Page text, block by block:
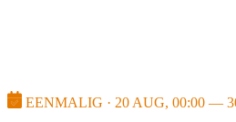
EENMALIG · 20 AUG, 00:00 —